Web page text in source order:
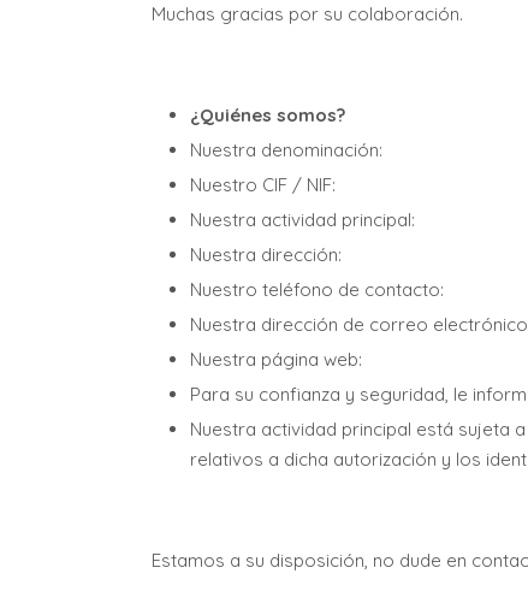
Muchas gracias por su colaboración.
¿Quiénes somos?
Nuestra denominación:
Nuestro CIF / NIF:
Nuestra actividad principal:
Nuestra dirección:
Nuestro teléfono de contacto:
Nuestra dirección de correo
Nuestra página web:
Para su confianza y seguridad, le
Nuestra actividad principal está sujeta
relativos a dicha autorización y los
Estamos a su disposición, no dude en